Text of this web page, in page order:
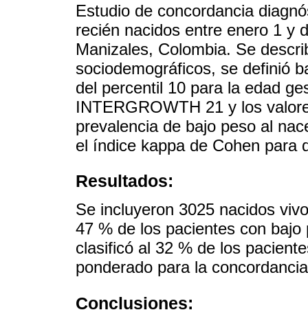
Estudio de concordancia
recién nacidos entre enero 1 y
Manizales, Colombia. Se
sociodemográficos, se definió
del percentil 10 para la edad
INTERGROWTH 21 y los
prevalencia de bajo peso al
el índice kappa de Cohen para
Resultados:
Se incluyeron 3025 nacidos
47 % de los pacientes con
clasificó al 32 % de los
ponderado para la
Conclusiones: